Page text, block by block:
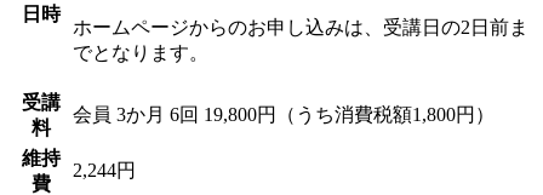
日時
ホームページからのお申し込みは、受講日の2日前ま
でとなります。
受講
料
会員 3か月 6回 19,800円（うち消費税額1,800円）
維持
費
2,244円